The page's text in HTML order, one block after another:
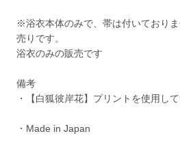
※浴衣本体のみで、帯は付いており
売りです。
浴衣のみの販売です
備考
・【白狐彼岸花】プリントを使用し
・Made in Japan